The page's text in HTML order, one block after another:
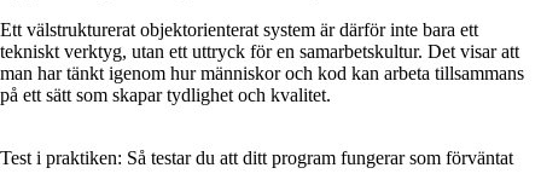
Ett välstrukturerat objektorienterat system är därför inte bara ett
tekniskt verktyg, utan ett uttryck för en samarbetskultur. Det visar att
man har tänkt igenom hur människor och kod kan arbeta tillsammans
på ett sätt som skapar tydlighet och kvalitet.
Test i praktiken: Så testar du att ditt program fungerar som förväntat